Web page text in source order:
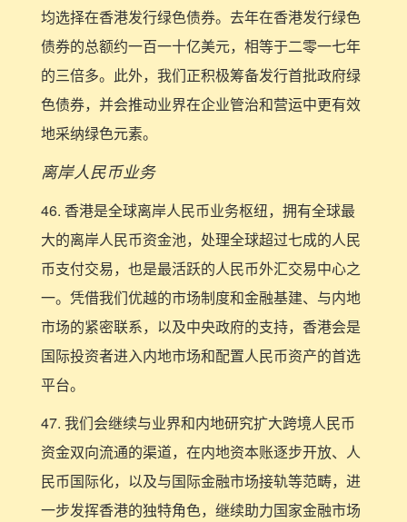
均选择在香港发行绿色债券。去年在香港发行绿色
债券的总额约一百一十亿美元，相等于二零一七年
的三倍多。此外，我们正积极筹备发行首批政府绿
色债券，并会推动业界在企业管治和营运中更有效
地采纳绿色元素。
离岸人民币业务
46. 香港是全球离岸人民币业务枢纽，拥有全球最
大的离岸人民币资金池，处理全球超过七成的人民
币支付交易，也是最活跃的人民币外汇交易中心之
一。凭借我们优越的市场制度和金融基建、与内地
市场的紧密联系，以及中央政府的支持，香港会是
国际投资者进入内地市场和配置人民币资产的首选
平台。
47. 我们会继续与业界和内地研究扩大跨境人民币
资金双向流通的渠道，在内地资本账逐步开放、人
民币国际化，以及与国际金融市场接轨等范畴，进
一步发挥香港的独特角色，继续助力国家金融市场